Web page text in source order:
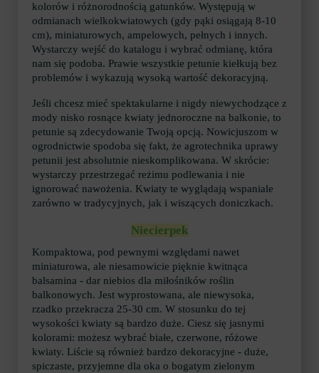
kolorów i różnorodnością gatunków. Występują w
odmianach wielkokwiatowych (gdy pąki osiągają 8-10
cm), miniaturowych, ampelowych, pełnych i innych.
Wystarczy wejść do katalogu i wybrać odmianę, która
nam się podoba. Prawie wszystkie petunie kiełkują bez
problemów i wykazują wysoką wartość dekoracyjną.
Jeśli chcesz mieć spektakularne i nigdy niewychodzące z
mody nisko rosnące kwiaty jednoroczne na balkonie, to
petunie są zdecydowanie Twoją opcją. Nowicjuszom w
ogrodnictwie spodoba się fakt, że agrotechnika uprawy
petunii jest absolutnie nieskomplikowana. W skrócie:
wystarczy przestrzegać reżimu podlewania i nie
ignorować nawożenia. Kwiaty te wyglądają wspaniale
zarówno w tradycyjnych, jak i wiszących doniczkach.
Niecierpek
Kompaktowa, pod pewnymi względami nawet
miniaturowa, ale niesamowicie pięknie kwitnąca
balsamina - dar niebios dla miłośników roślin
balkonowych. Jest wyprostowana, ale niewysoka,
rzadko przekracza 25-30 cm. W stosunku do tej
wysokości kwiaty są bardzo duże. Ciesz się jasnymi
kolorami: możesz wybrać białe, czerwone, różowe
kwiaty. Liście są również bardzo dekoracyjne - duże,
spiczaste, przyjemne dla oka o bogatym zielonym